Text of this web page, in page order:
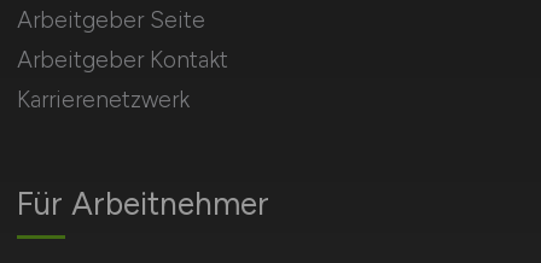
Für Arbeitnehmer
Arbeitgeber Seite
Arbeitgeber Kontakt
Karrierenetzwerk